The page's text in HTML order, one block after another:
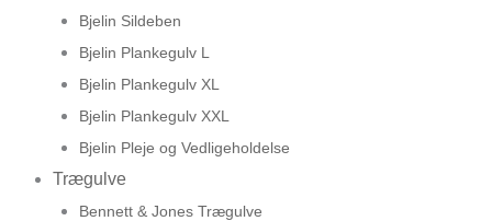
Bjelin Sildeben
Bjelin Plankegulv L
Bjelin Plankegulv XL
Bjelin Plankegulv XXL
Bjelin Pleje og Vedligeholdelse
Trægulve
Bennett & Jones Trægulve